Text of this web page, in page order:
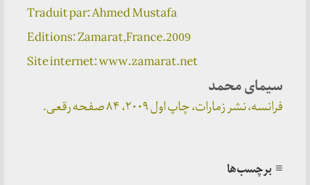
Traduit par: Ahmed Mustafa
Editions: Zamarat,France.2009
Site internet: www.zamarat.net
سیمای محمد
فرانسه، نشر زمارات، چاپ اول ۲۰۰۹، ۸۴ صفحه رقعی.
≡ برچسب‌ها